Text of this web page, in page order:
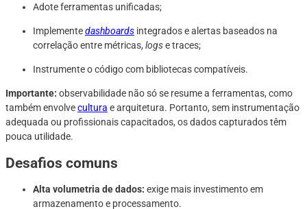
Adote ferramentas unificadas;
Implementedashboards integrados e alertas baseados na
correlação entre métricas, logse traces;
Instrumente o código com bibliotecas compatíveis.
Importante: observabilidade não só se resume a ferramentas, como
também envolvecultura e arquitetura. Portanto, sem instrumentação
adequada ou profissionais capacitados, os dados capturados têm
pouca utilidade.
Desafios comuns
Alta volumetria de dados: exige mais investimento em
armazenamento e processamento.